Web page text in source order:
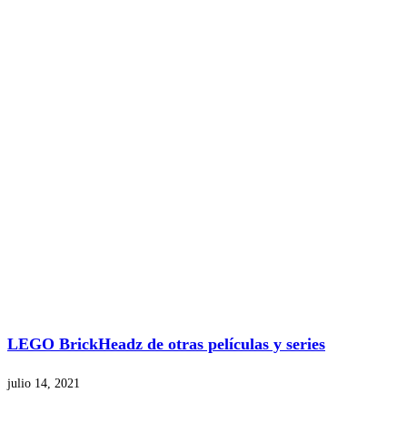
LEGO BrickHeadz de otras películas y series
julio 14, 2021